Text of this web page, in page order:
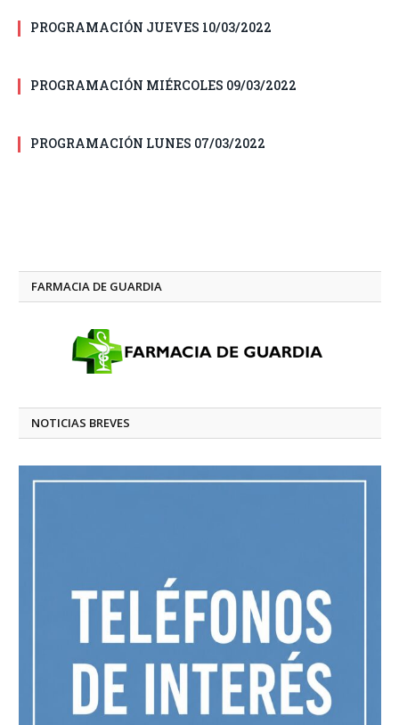
PROGRAMACIÓN JUEVES 10/03/2022
PROGRAMACIÓN MIÉRCOLES 09/03/2022
PROGRAMACIÓN LUNES 07/03/2022
FARMACIA DE GUARDIA
NOTICIAS BREVES